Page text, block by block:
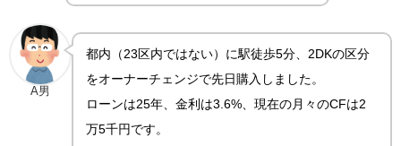
A男
都内（23区内ではない）に駅徒歩5分、2DKの区分
をオーナーチェンジで先日購入しました。
ローンは25年、金利は3.6%、現在の月々のCFは2
万5千円です。